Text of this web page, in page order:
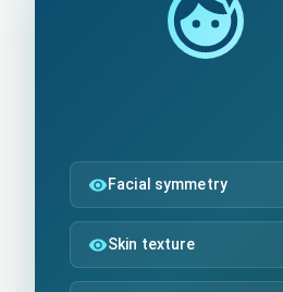
Facial symmetry
Skin texture